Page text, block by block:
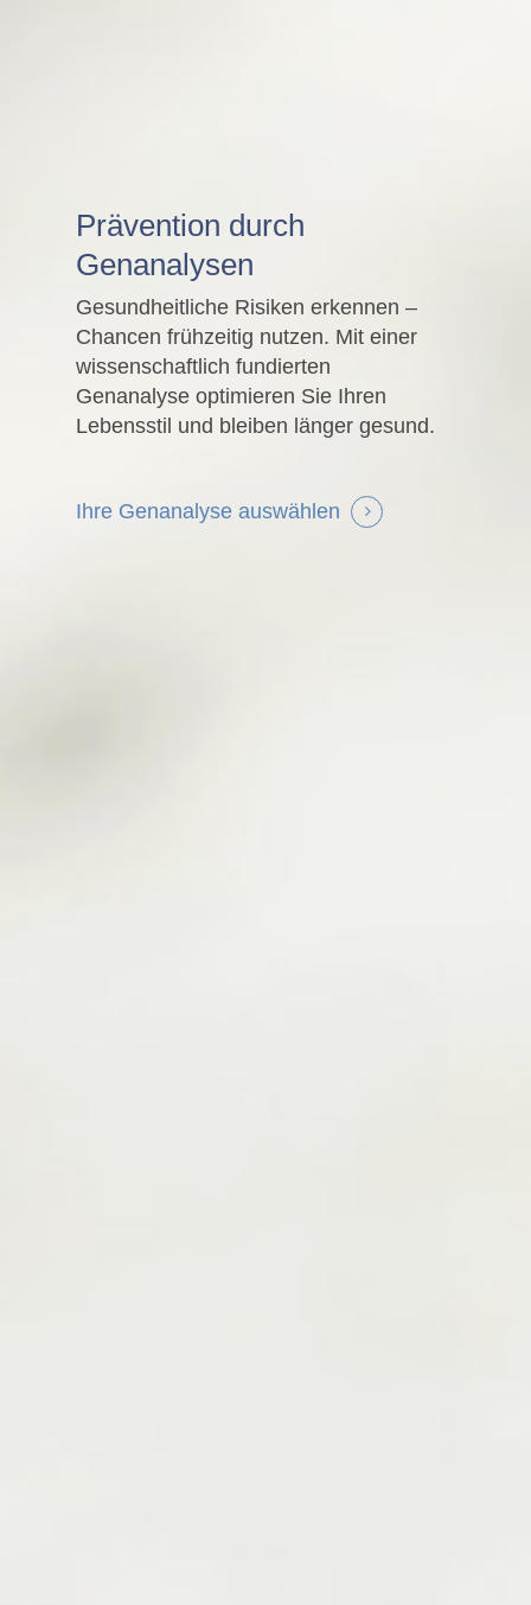
Prävention durch
Genanalysen
Gesundheitliche Risiken erkennen –
Chancen frühzeitig nutzen. Mit einer
wissenschaftlich fundierten
Genanalyse optimieren Sie Ihren
Lebensstil und bleiben länger gesund.
Ihre Genanalyse auswählen